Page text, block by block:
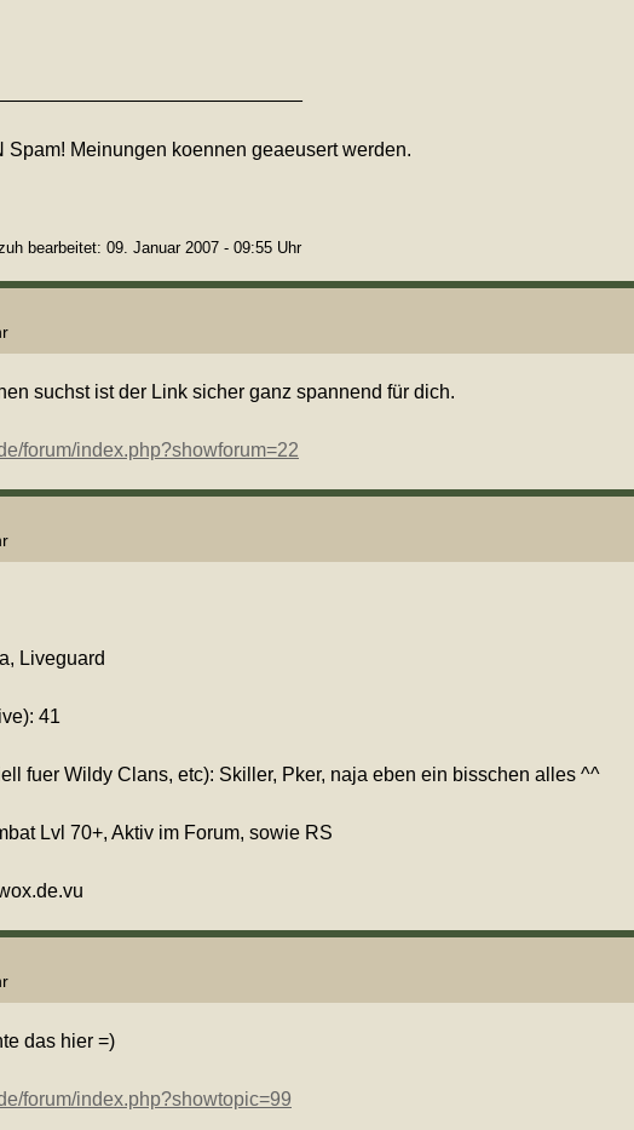
Spam! Meinungen koennen geaeusert werden.
bearbeitet: 09. Januar 2007 - 09:55 Uhr
suchst ist der Link sicher ganz spannend für dich.
forum/index.php?showforum=22
Liveguard
41
fuer Wildy Clans, etc): Skiller, Pker, naja eben ein bisschen alles ^^
Lvl 70+, Aktiv im Forum, sowie RS
das hier =)
forum/index.php?showtopic=99